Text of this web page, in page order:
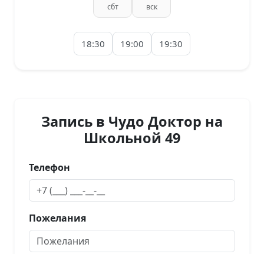
сбт вск
18:30 19:00 19:30
Запись в Чудо Доктор на
Школьной 49
Телефон
Пожелания